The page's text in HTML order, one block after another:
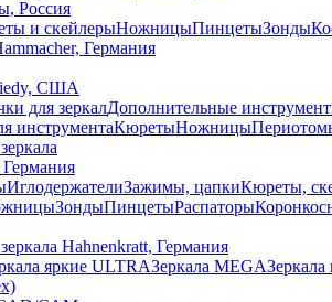
Россия
и скейлерыНожницыПинцетыЗонды
Германия
США
для зеркалДополнительные
инструментаКюретыНожницы
ИглодержателиЗажимы, цапкиКюреты,
ЗондыПинцетыРаспаторы
Hahnenkratt, Германия
яркие ULTRAЗеркала MEGAЗеркала